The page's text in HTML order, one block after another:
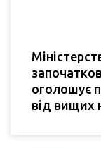
оголошує
від вищих